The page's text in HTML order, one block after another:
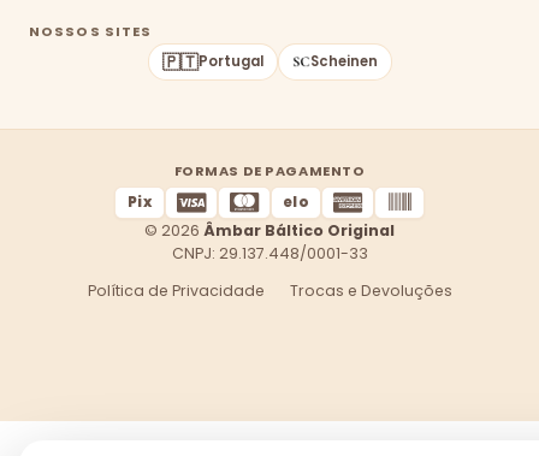
NOSSOS SITES
🇵🇹Portugal Scheinen
FORMAS DE PAGAMENTO
Pix
elo
© 2026 Âmbar Báltico Original
CNPJ: 29.137.448/0001-33
Política de Privacidade
Trocas e Devoluções